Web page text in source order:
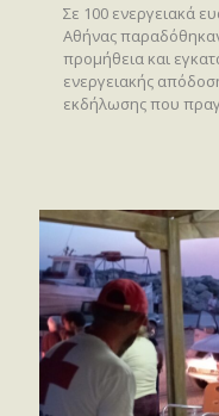
Σε 100 ενεργειακά
Αθήνας
προμήθεια και
ενεργειακής
εκδήλωσης που